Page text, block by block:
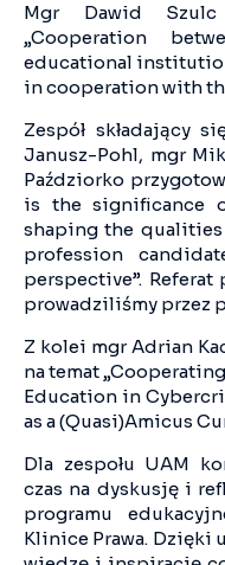
Mgr Dawid Szulc
„Cooperation
educational
in cooperation with
Zespół składający
Janusz-Pohl, mgr
Paździorko
is the significance
shaping the
profession
perspective”.
prowadziliśmy przez
Z kolei mgr Adrian
na temat
Education in
as a (Quasi)Amicus
Dla zespołu UAM
czas na dyskusję i
programu
Klinice Prawa. Dzięki